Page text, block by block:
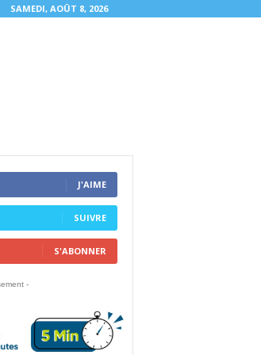
SAMEDI, AOÛT 8, 2026
J'AIME
SUIVRE
S'ABONNER
-